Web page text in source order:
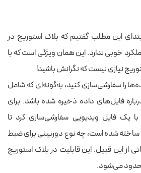
این مطلب گفتیم که بلاک استوریج در
خوبی ندارد. این همان ویژگی است که با
نیازی نیست که نگرانش باشید!
را سفارشی‌سازی کنید، به‌گونه‌ای که شامل
فایل‌های داده ذخیره شده باشد. برای
با یک فایل ویدیویی سفارشی‌سازی کرد تا
شده است، چه نوع دوربینی برای ضبط
از این قبیل. این قابلیت در بلاک استوریج
می‌شود.